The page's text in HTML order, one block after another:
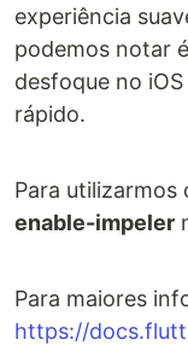
experiência
podemos notar
desfoque no
rápido.
Para utilizarmos
enable-impeler
Para maiores
https://